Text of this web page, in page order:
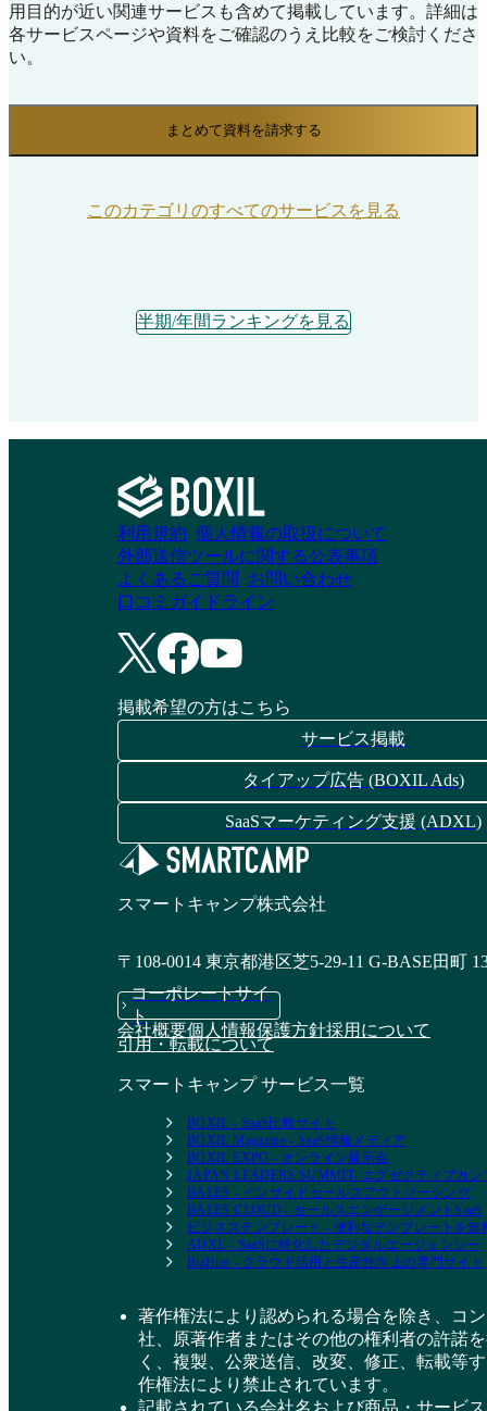
用目的が近い関連サービスも含めて掲載しています。詳細は
各サービスページや資料をご確認のうえ比較をご検討くださ
い。
まとめて資料を請求する
このカテゴリのすべてのサービスを見る
半期/年間ランキングを見る
利用規約 個人情報の取扱について
外部送信ツールに関する公表事項
よくあるご質問
お問い合わせ
口コミガイドライン
掲載希望の方はこちら
サービス掲載
タイアップ広告 (BOXIL Ads)
SaaSマーケティング支援 (ADXL)
スマートキャンプ株式会社
〒108-0014 東京都港区芝5-29-11 G-BASE田町
コーポレートサイ
ト
会社概要個人情報保護方針採用について
引用・転載について
スマートキャンプ サービス一覧
BOXIL - SaaS比較サイト
BOXIL Magazine - SaaS情報メディア
BOXIL EXPO - オンライン展示会
JAPAN LEADERS SUMMIT- エグゼクティブカン
BALES - インサイドセールスアウトソーシング
BALES CLOUD - セールスエンゲージメントSaaS
ビジネステンプレート - 便利なテンプレートを無
ADXL - SaaSに特化したデジタルエージェンシー
BizHint - クラウド活用と生産性向上の専門サイト
著作権法により認められる場合を除き、コ
社、原著作者またはその他の権利者の許諾
く、複製、公衆送信、改変、修正、転載等
作権法により禁止されています。
記載されている会社名および商品・サービ